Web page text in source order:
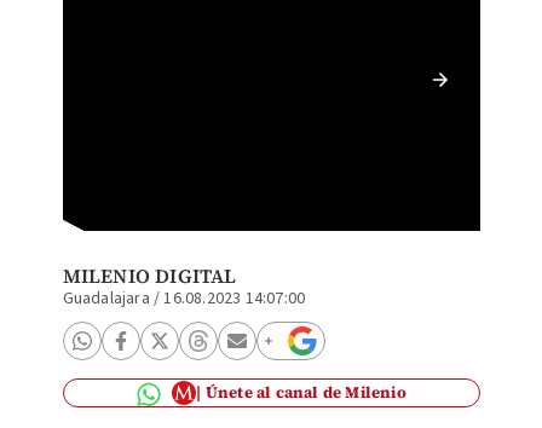
MILENIO DIGITAL
Guadalajara /16.08.2023 14:07:00
Únete al canal de Milenio